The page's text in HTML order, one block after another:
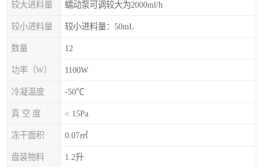
较大进料量 蠕动泵可调较大为2000ml/h
较小进料量 较小进料量：50mL
数量 12
功率（W） 1100W
冷凝温度 -50℃
真 空 度 < 15Pa
冻干面积 0.07㎡
盘装物料 1.2升